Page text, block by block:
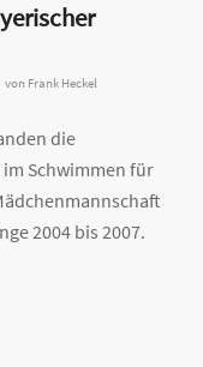
von Frank Heckel
die
Schwimmen für
2004 bis 2007.